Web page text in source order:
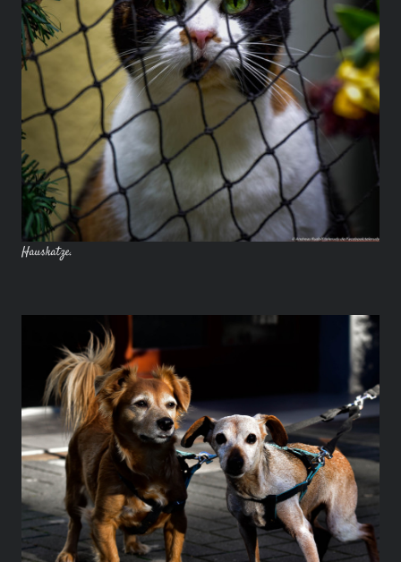
Hauskatze.